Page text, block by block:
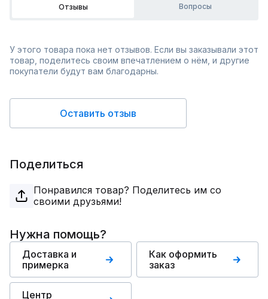
Отзывы Вопросы
У этого товара пока нет отзывов. Если вы заказывали этот
товар, поделитесь своим впечатлением о нём, и другие
покупатели будут вам благодарны.
Оставить отзыв
Поделиться
Понравился товар? Поделитесь им со
своими друзьями!
Нужна помощь?
Доставка и
примерка
Как оформить
заказ
Центр